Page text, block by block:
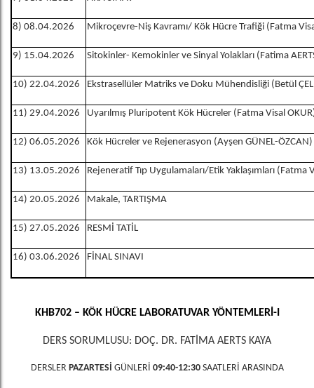
8) 08.04.2026 Mikroçevre-Niş Kavramı/ Kök Hücre Trafiği (Fatma
9) 15.04.2026 Sitokinler- Kemokinler ve Sinyal Yolakları (Fatima
10) 22.04.2026 Ekstrasellüler Matriks ve Doku Mühendisliği (Betül
11) 29.04.2026 Uyarılmış Pluripotent Kök Hücreler (Fatma Visal
12) 06.05.2026 Kök Hücreler ve Rejenerasyon (Ayşen GÜNEL-ÖZCAN)
13) 13.05.2026 Rejeneratif Tıp Uygulamaları/Etik Yaklaşımları (Fatma
14) 20.05.2026 Makale, TARTIŞMA
15) 27.05.2026 RESMİ TATİL
16) 03.06.2026 FİNAL SINAVI
KHB702 – KÖK HÜCRE LABORATUVAR YÖNTEMLERİ-I
DERS SORUMLUSU: DOÇ. DR. FATİMA AERTS KAYA
DERSLER PAZARTESİ GÜNLERİ 09:40-12:30SAATLERİ ARASINDA